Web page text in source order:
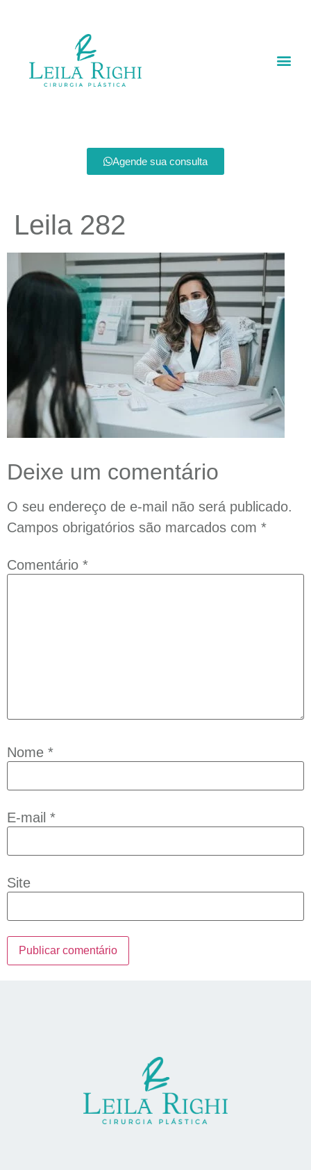
Agende sua consulta
Leila 282
Deixe um comentário
O seu endereço de e-mail não será publicado.
Campos obrigatórios são marcados com *
Comentário *
Nome *
E-mail *
Site